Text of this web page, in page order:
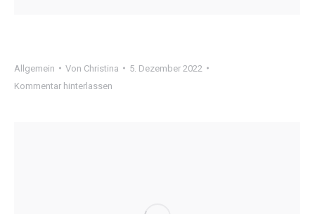
Allgemein Von Christina
5. Dezember 2022
Kommentar hinterlassen